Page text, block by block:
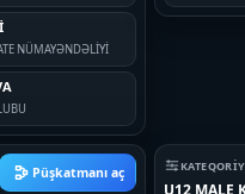
NÜMAYƏNDƏLİYİ
Püşkatmanı aç
U12 MALE